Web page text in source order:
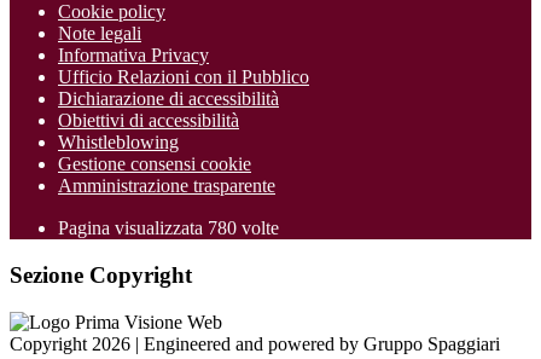
Cookie policy
Note legali
Informativa Privacy
Ufficio Relazioni con il Pubblico
Dichiarazione di accessibilità
Obiettivi di accessibilità
Whistleblowing
Gestione consensi cookie
Amministrazione trasparente
Pagina visualizzata 780 volte
Sezione Copyright
Copyright 2026 | Engineered and powered by Gruppo Spaggiari